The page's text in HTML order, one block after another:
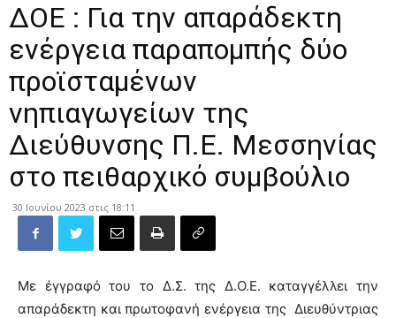
ΔΟΕ : Για την απαράδεκτη
ενέργεια παραπομπής δύο
προϊσταμένων
νηπιαγωγείων της
Διεύθυνσης Π.Ε. Μεσσηνίας
στο πειθαρχικό συμβούλιο
30 Ιουνίου 2023 στις 18:11
Με έγγραφό του το Δ.Σ. της Δ.Ο.Ε. καταγγέλλει την
απαράδεκτη και πρωτοφανή ενέργεια της Διευθύντριας